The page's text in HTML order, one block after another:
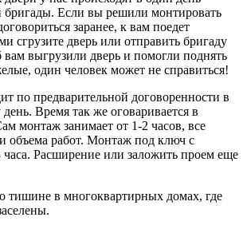
Если вы решили монтировать
заранее, к вам поедет
сгрузите дверь или отправить бригаду
вам выгрузили дверь и помогли поднять
один человек может не справиться!
по предварительной договоренности в
Время так же оговаривается в
монтаж занимает от 1-2 часов, все
объема работ. Монтаж под ключ с
Расширение или заложить проем еще
тишине в многоквартирных домах, где